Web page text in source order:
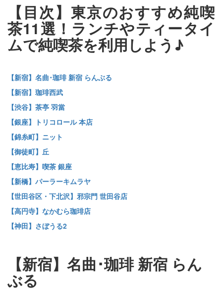
【目次】東京のおすすめ純喫
茶11選！ランチやティータイ
ムで純喫茶を利用しよう♪
【新宿】名曲･珈琲 新宿 らんぶる
【新宿】珈琲西武
【渋谷】茶亭 羽當
【銀座】トリコロール 本店
【錦糸町】ニット
【御徒町】丘
【恵比寿】喫茶 銀座
【新橋】パーラーキムラヤ
【世田谷区・下北沢】邪宗門 世田谷店
【高円寺】なかむら珈琲店
【神田】さぼうる2
【新宿】名曲･珈琲 新宿 らん
ぶる